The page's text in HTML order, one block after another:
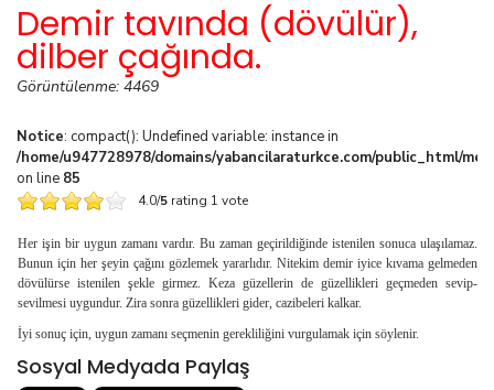
Demir tavında (dövülür),
dilber çağında.
Görüntülenme: 4469
Notice: compact(): Undefined variable: instance in
/home/u947728978/domains/yabancilaraturkce.com/public_html/
on line 85
4.0/5 rating 1 vote
Her işin bir uygun zamanı vardır. Bu zaman geçirildi­ğinde istenilen sonuca ulaşılamaz.
Bunun için her şeyin çağını gözlemek yararlıdır. Nitekim demir iyice kıvama gelmeden
dövülürse istenilen şekle girmez. Keza güzel­lerin de güzellikleri geçmeden sevip-
sevilmesi uygun­dur. Zira sonra güzellikleri gider, cazibeleri kalkar.
İyi sonuç için, uygun zamanı seçmenin gerekliliğini vurgulamak için söylenir.
Sosyal Medyada Paylaş